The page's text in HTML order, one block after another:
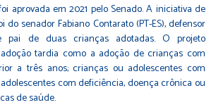
aprovada em 2021 pelo Senado. A iniciativa de
senador Fabiano Contarato (PT-ES), defensor
de duas crianças adotadas. O projeto
adoção tardia como a adoção de crianças com
a três anos; crianças ou adolescentes com
com deficiência, doença crônica ou
de saúde.